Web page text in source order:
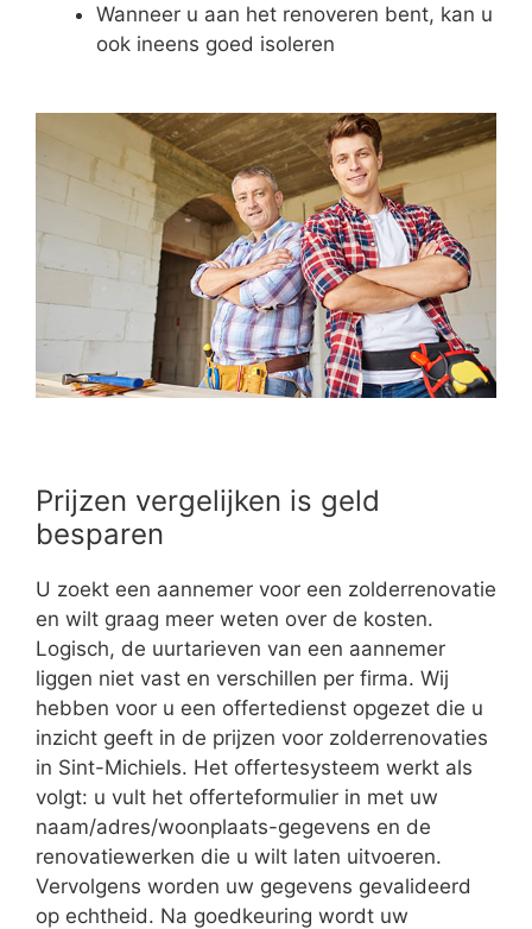
Wanneer u aan het renoveren bent, kan u
ook ineens goed isoleren
Prijzen vergelijken is geld
besparen
U zoekt een aannemer voor een zolderrenovatie
en wilt graag meer weten over de kosten.
Logisch, de uurtarieven van een aannemer
liggen niet vast en verschillen per firma. Wij
hebben voor u een offertedienst opgezet die u
inzicht geeft in de prijzen voor zolderrenovaties
in Sint-Michiels. Het offertesysteem werkt als
volgt: u vult het offerteformulier in met uw
naam/adres/woonplaats-gegevens en de
renovatiewerken die u wilt laten uitvoeren.
Vervolgens worden uw gegevens gevalideerd
op echtheid. Na goedkeuring wordt uw